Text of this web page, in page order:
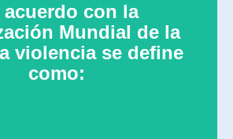
acuerdo con la
Mundial de la
violencia se define
como:
amenaza, contra uno mismo, otra
o comunidad, que cause o tenga
de causar lesiones, muerte,
trastornos del desarrollo o
privaciones” (1).